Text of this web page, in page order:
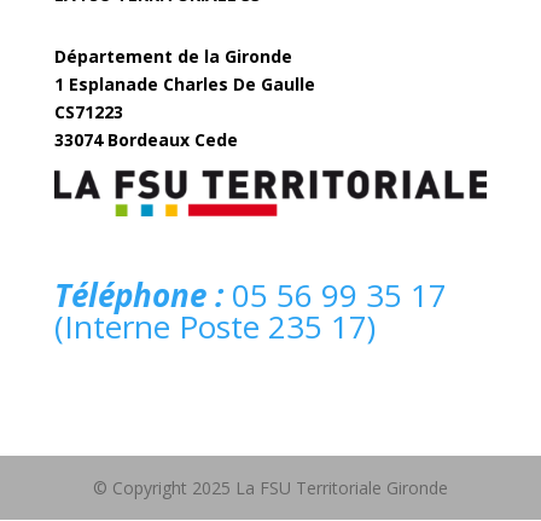
Département de la Gironde
1 Esplanade Charles De Gaulle
CS71223
33074 Bordeaux Cede
Téléphone :05 56 99 35 17
(Interne Poste 235 17)
© Copyright 2025 La FSU Territoriale Gironde